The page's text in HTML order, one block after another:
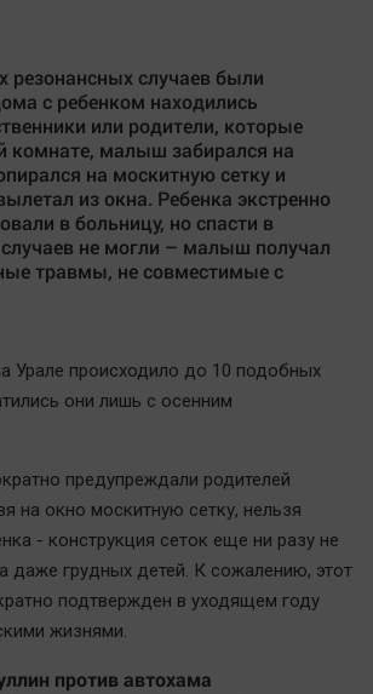
Ч
резонансных случаев были
с ребенком находились
или родители, которые
комнате, малыш забирался на
на москитную сетку и
из окна. Ребенка экстренно
в больницу, но спасти в
не могли – малыш получал
травмы, не совместимые с
Урале происходило до 10 подобных
они лишь с осенним
предупреждали родителей
на окно москитную сетку, нельзя
- конструкция сеток еще ни разу не
даже грудных детей. К сожалению, этот
подтвержден в уходящем году
жизнями.
против автохама